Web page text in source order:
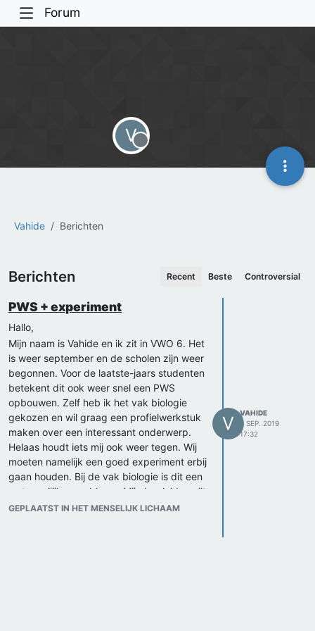
Forum
Vahide Berichten
V
Offline
Berichten Recent Beste Controversial
PWS + experiment
Hallo,
Mijn naam is Vahide en ik zit in VWO 6. Het
is weer september en de scholen zijn weer
begonnen. Voor de laatste-jaars studenten
betekent dit ook weer snel een PWS
opbouwen. Zelf heb ik het vak biologie
gekozen en wil graag een profielwerkstuk
maken over een interessant onderwerp.
Helaas houdt iets mij ook weer tegen. Wij
moeten namelijk een goed experiment erbij
gaan houden. Bij de vak biologie is dit een
wat moeilijker probleem. Mijn begleider wilt
liever een experiment wat kwantitatieve
GEPLAATST IN HET MENSELIJK LICHAAM
V
VAHIDE
3 SEP. 2019
17:32